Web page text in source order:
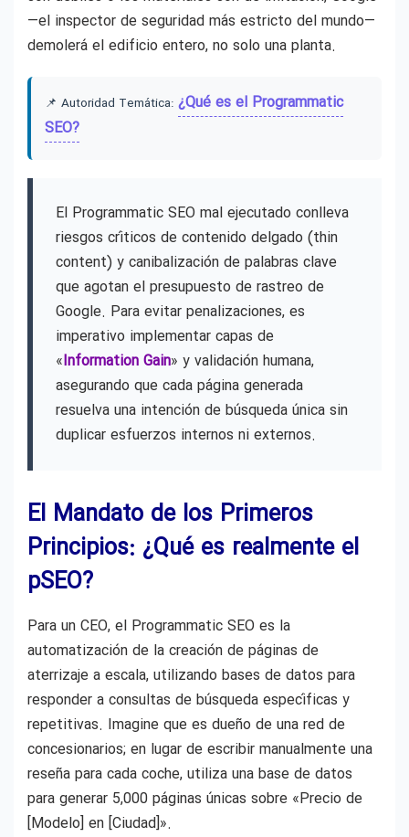
—el inspector de seguridad más estricto del mundo—
demolerá el edificio entero, no solo una planta.
📌 Autoridad Temática: ¿Qué es el Programmatic
SEO?
El Programmatic SEO mal ejecutado conlleva
riesgos críticos de contenido delgado (thin
content) y canibalización de palabras clave
que agotan el presupuesto de rastreo de
Google. Para evitar penalizaciones, es
imperativo implementar capas de
«Information Gain» y validación humana,
asegurando que cada página generada
resuelva una intención de búsqueda única sin
duplicar esfuerzos internos ni externos.
El Mandato de los Primeros
Principios: ¿Qué es realmente el
pSEO?
Para un CEO, el Programmatic SEO es la
automatización de la creación de páginas de
aterrizaje a escala, utilizando bases de datos para
responder a consultas de búsqueda específicas y
repetitivas. Imagine que es dueño de una red de
concesionarios; en lugar de escribir manualmente una
reseña para cada coche, utiliza una base de datos
para generar 5,000 páginas únicas sobre «Precio de
[Modelo] en [Ciudad]».